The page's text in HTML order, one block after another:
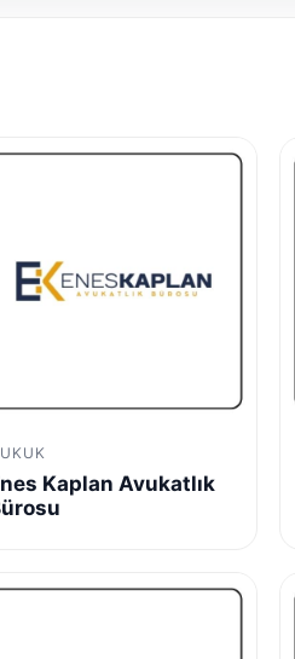
Kaplan Avukatlık